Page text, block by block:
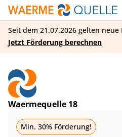
Seit dem 21.07.2026 gelten
Jetzt Förderung berechnen
Waermequelle 18
Basic
Min. 30% Förderung!